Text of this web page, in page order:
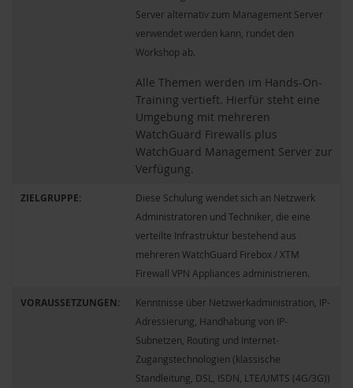
Server alternativ zum Management Server
verwendet werden kann, rundet den
Workshop ab.
Alle Themen werden im Hands-On-
Training vertieft. Hierfür steht eine
Umgebung mit mehreren
WatchGuard Firewalls plus
WatchGuard Management Server zur
Verfügung.
ZIELGRUPPE:
Diese Schulung wendet sich an Netzwerk
Administratoren und Techniker, die eine
verteilte Infrastruktur bestehend aus
mehreren WatchGuard Firebox / XTM
Firewall VPN Appliances administrieren.
VORAUSSETZUNGEN:
Kenntnisse über Netzwerkadministration, IP-
Adressierung, Handhabung von IP-
Subnetzen, Routing und Internet-
Zugangstechnologien (klassische
Standleitung, DSL, ISDN, LTE/UMTS (4G/3G))